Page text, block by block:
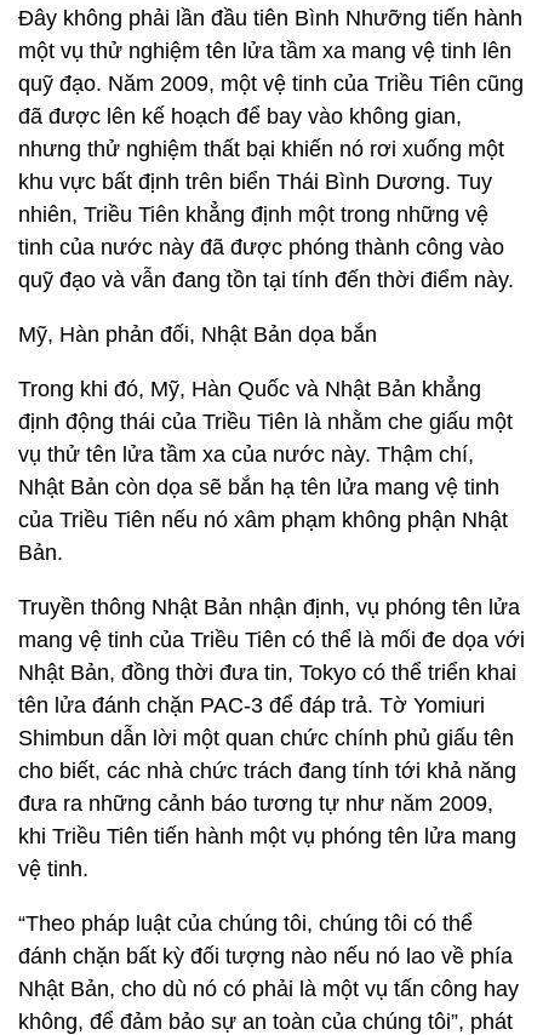
Đây không phải lần đầu tiên Bình Nhưỡng tiến hành
một vụ thử nghiệm tên lửa tầm xa mang vệ tinh lên
quỹ đạo. Năm 2009, một vệ tinh của Triều Tiên cũng
đã được lên kế hoạch để bay vào không gian,
nhưng thử nghiệm thất bại khiến nó rơi xuống một
khu vực bất định trên biển Thái Bình Dương. Tuy
nhiên, Triều Tiên khẳng định một trong những vệ
tinh của nước này đã được phóng thành công vào
quỹ đạo và vẫn đang tồn tại tính đến thời điểm này.
Mỹ, Hàn phản đối, Nhật Bản dọa bắn
Trong khi đó, Mỹ, Hàn Quốc và Nhật Bản khẳng
định động thái của Triều Tiên là nhằm che giấu một
vụ thử tên lửa tầm xa của nước này. Thậm chí,
Nhật Bản còn dọa sẽ bắn hạ tên lửa mang vệ tinh
của Triều Tiên nếu nó xâm phạm không phận Nhật
Bản.
Truyền thông Nhật Bản nhận định, vụ phóng tên lửa
mang vệ tinh của Triều Tiên có thể là mối đe dọa với
Nhật Bản, đồng thời đưa tin, Tokyo có thể triển khai
tên lửa đánh chặn PAC-3 để đáp trả. Tờ Yomiuri
Shimbun dẫn lời một quan chức chính phủ giấu tên
cho biết, các nhà chức trách đang tính tới khả năng
đưa ra những cảnh báo tương tự như năm 2009,
khi Triều Tiên tiến hành một vụ phóng tên lửa mang
vệ tinh.
“Theo pháp luật của chúng tôi, chúng tôi có thể
đánh chặn bất kỳ đối tượng nào nếu nó lao về phía
Nhật Bản, cho dù nó có phải là một vụ tấn công hay
không, để đảm bảo sự an toàn của chúng tôi”, phát